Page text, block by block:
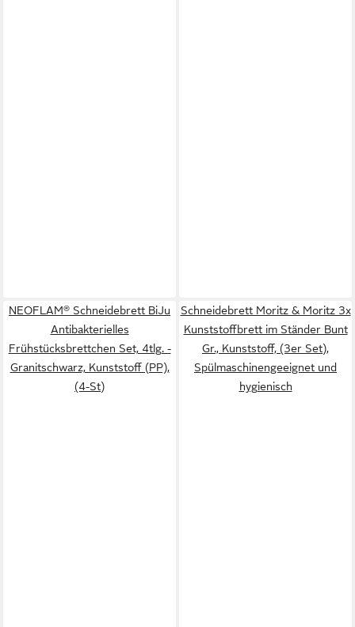
NEOFLAM® Schneidebrett BiJu
Antibakterielles
Frühstücksbrettchen Set, 4tlg. -
Granitschwarz, Kunststoff (PP),
(4-St)
Schneidebrett Moritz & Moritz 3x
Kunststoffbrett im Ständer Bunt
Gr., Kunststoff, (3er Set),
Spülmaschinengeeignet und
hygienisch